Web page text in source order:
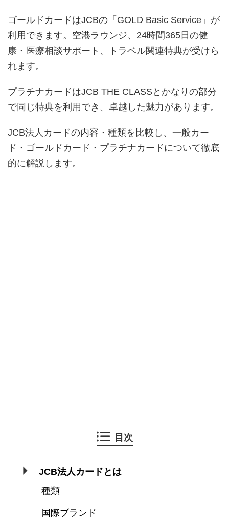
ゴールドカードはJCBの「GOLD Basic Service」が
利用できます。空港ラウンジ、24時間365日の健
康・医療相談サポート、トラベル関連特典が受けら
れます。
プラチナカードはJCB THE CLASSとかなりの部分
で同じ特典を利用でき、卓越した魅力があります。
JCB法人カードの内容・種類を比較し、一般カー
ド・ゴールドカード・プラチナカードについて徹底
的に解説します。
目次
JCB法人カードとは
種類
国際ブランド